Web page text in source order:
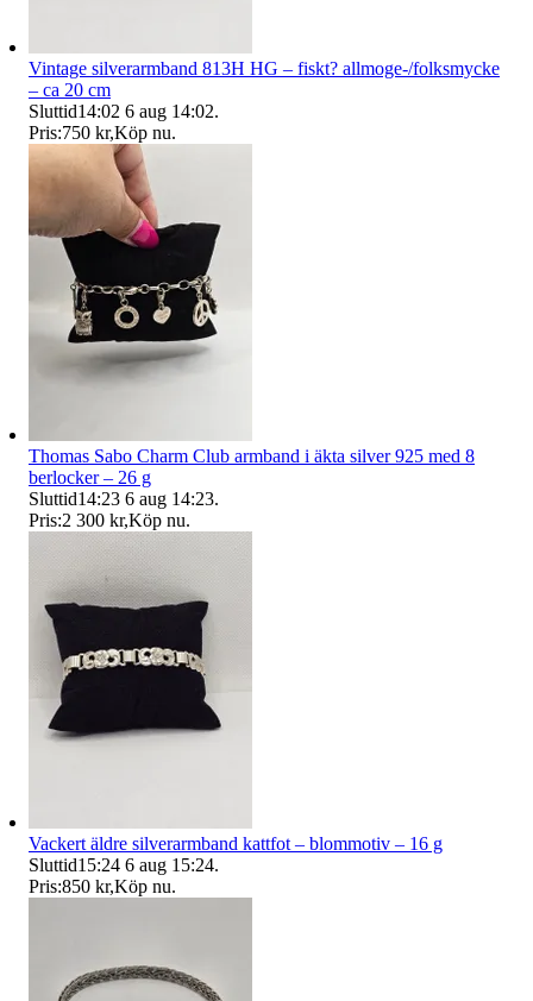
Vintage silverarmband 813H HG – fiskt? allmoge-/folksmycke
– ca 20 cm
Sluttid14:02 6 aug 14:02.
Pris:750 kr,Köp nu.
Thomas Sabo Charm Club armband i äkta silver 925 med 8
berlocker – 26 g
Sluttid14:23 6 aug 14:23.
Pris:2 300 kr,Köp nu.
Vackert äldre silverarmband kattfot – blommotiv – 16 g
Sluttid15:24 6 aug 15:24.
Pris:850 kr,Köp nu.